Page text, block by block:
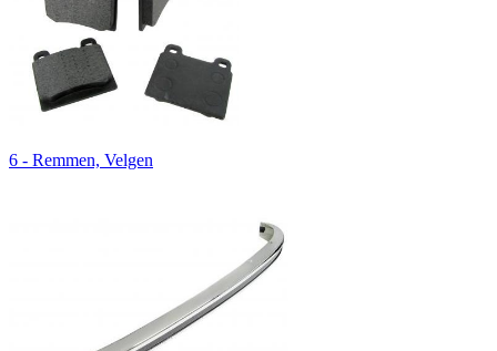
6 - Remmen, Velgen